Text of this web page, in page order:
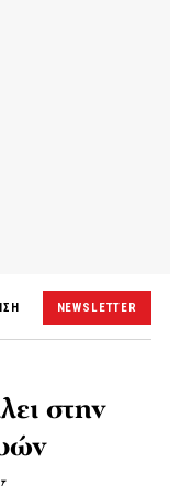
NEWSLETTER
στην